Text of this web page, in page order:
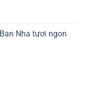
Nha tươi ngon